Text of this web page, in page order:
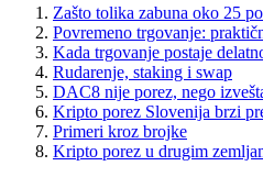
Zašto tolika zabuna oko 25
Povremeno trgovanje:
Kada trgovanje postaje
Rudarenje, staking i swap
DAC8 nije porez, nego
Kripto porez Slovenija brzi
Primeri kroz brojke
Kripto porez u drugim